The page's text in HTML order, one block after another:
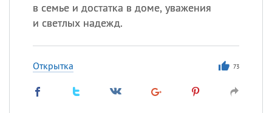
в семье и достатка в доме, уважения
и светлых надежд.
Открытка 73